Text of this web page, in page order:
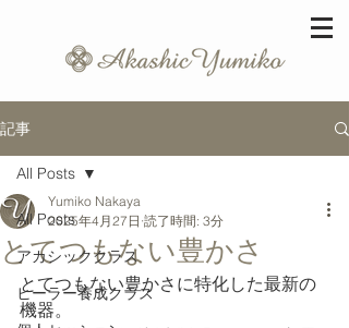
記事
All Posts
アカシッククラス
ヒーラー養成クラス
All Posts
とてつもない豊かさ
Yumiko Nakaya
2025年4月27日 読了時間: 3分
とてつもない豊かさに特化した最新の
機器。